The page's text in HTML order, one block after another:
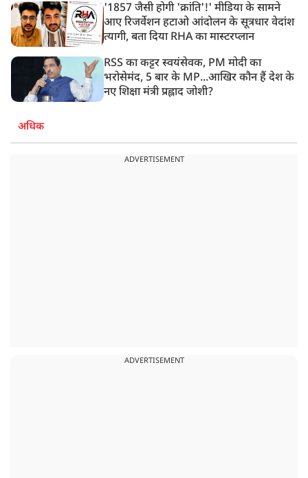
'1857 जैसी होगी 'क्रांति'!' मीडिया के सामने
आए रिजर्वेशन हटाओ आंदोलन के सूत्रधार वेदांश
त्यागी, बता दिया RHA का मास्टरप्लान
RSS का कट्टर स्वयंसेवक, PM मोदी का
भरोसेमंद, 5 बार के MP...आखिर कौन हैं देश के
नए शिक्षा मंत्री प्रह्लाद जोशी?
अधिक
ADVERTISEMENT
ADVERTISEMENT